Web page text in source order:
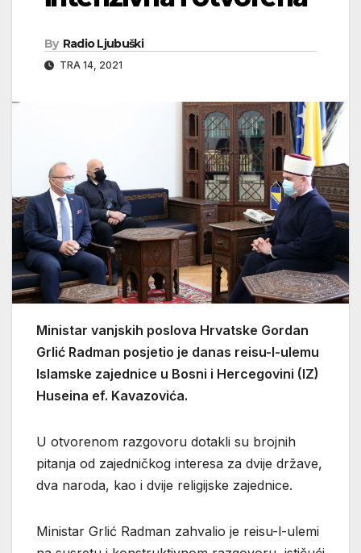
By Radio Ljubuški
TRA 14, 2021
Ministar vanjskih poslova Hrvatske Gordan
Grlić Radman posjetio je danas reisu-l-ulemu
Islamske zajednice u Bosni i Hercegovini (IZ)
Huseina ef. Kavazovića.
U otvorenom razgovoru dotakli su brojnih
pitanja od zajedničkog interesa za dvije države,
dva naroda, kao i dvije religijske zajednice.
Ministar Grlić Radman zahvalio je reisu-l-ulemi